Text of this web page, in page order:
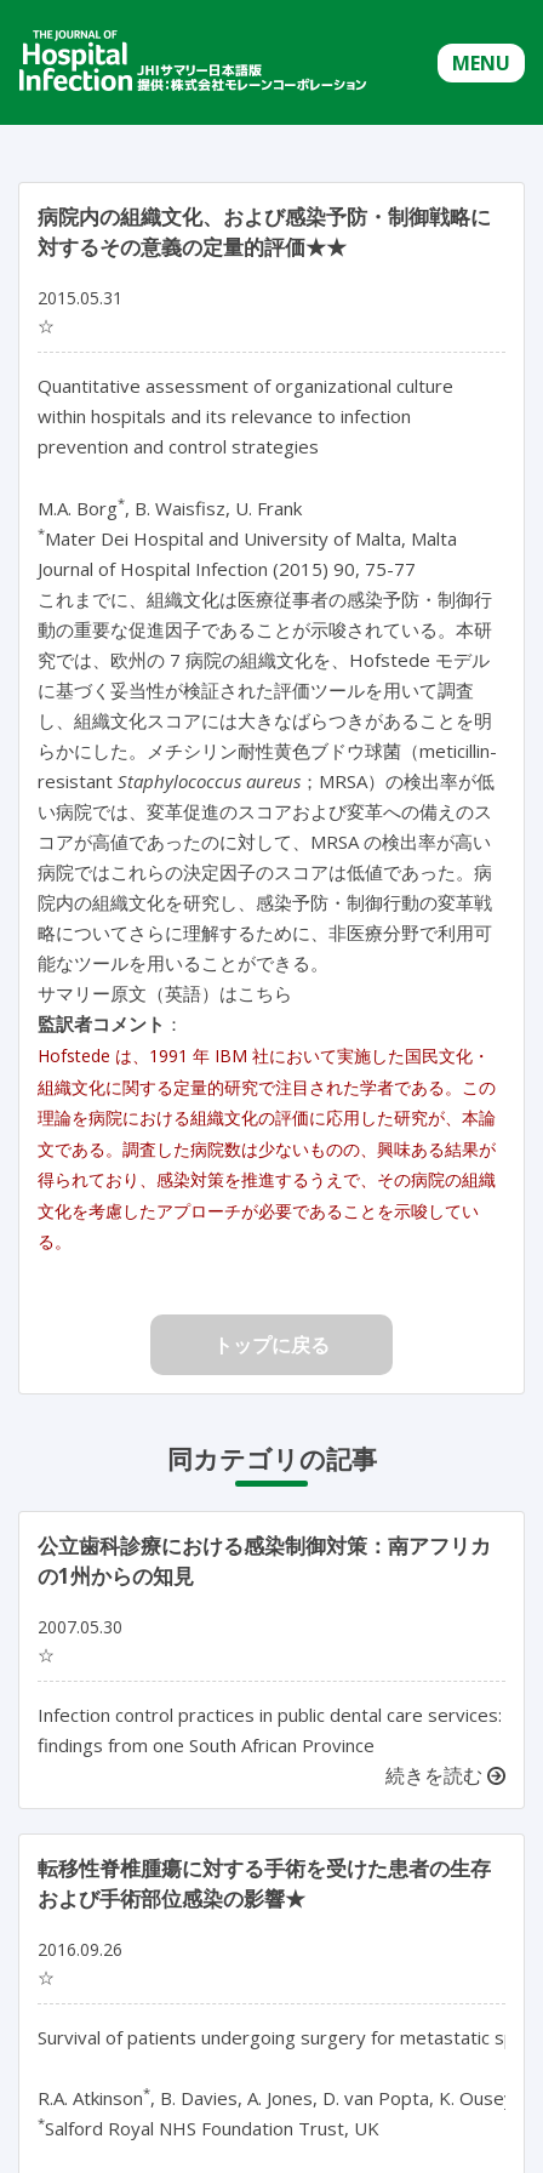
MENU
病院内の組織文化、および感染予防・制御戦略に
対するその意義の定量的評価★★
2015.05.31
☆
Quantitative assessment of organizational culture
within hospitals and its relevance to infection
prevention and control strategies
M.A. Borg*, B. Waisfisz, U. Frank
*Mater Dei Hospital and University of Malta, Malta
Journal of Hospital Infection (2015) 90, 75-77
これまでに、組織文化は医療従事者の感染予防・制御行
動の重要な促進因子であることが示唆されている。本研
究では、欧州の 7 病院の組織文化を、Hofstede モデル
に基づく妥当性が検証された評価ツールを用いて調査
し、組織文化スコアには大きなばらつきがあることを明
らかにした。メチシリン耐性黄色ブドウ球菌（meticillin-
resistant Staphylococcus aureus ；MRSA）の検出率が低
い病院では、変革促進のスコアおよび変革への備えのス
コアが高値であったのに対して、MRSA の検出率が高い
病院ではこれらの決定因子のスコアは低値であった。病
院内の組織文化を研究し、感染予防・制御行動の変革戦
略についてさらに理解するために、非医療分野で利用可
能なツールを用いることができる。
サマリー原文（英語）はこちら
監訳者コメント ：
Hofstede は、1991 年 IBM 社において実施した国民文化・
組織文化に関する定量的研究で注目された学者である。この
理論を病院における組織文化の評価に応用した研究が、本論
文である。調査した病院数は少ないものの、興味ある結果が
得られており、感染対策を推進するうえで、その病院の組織
文化を考慮したアプローチが必要であることを示唆してい
る。
トップに戻る
同カテゴリの記事
公立歯科診療における感染制御対策：南アフリカ
の1州からの知見
2007.05.30
☆
Infection control practices in public dental care services:
findings from one South African Province
続きを読む
転移性脊椎腫瘍に対する手術を受けた患者の生存
および手術部位感染の影響★
2016.09.26
☆
Survival of patients undergoing surgery for metastatic
R.A. Atkinson*
*Salford Royal NHS Foundation Trust, UK